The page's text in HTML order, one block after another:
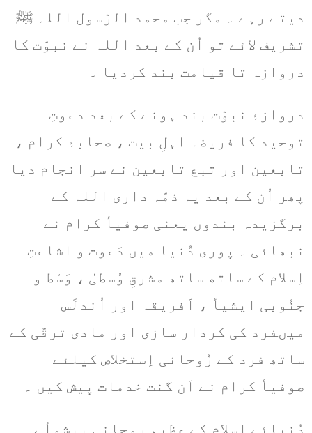
دیتے رہے ۔ مگر جب محمد الرّسول اللہ ﷺ
تشریف لائے تو اُن کے بعد اللہ نے نبوّت کا
دروازہ تا قیامت بند کردیا ۔
دروازۂ نبوّت بند ہونے کے بعد دعوتِ
توحید کا فریضہ اہلِ بیت ، صحابۂ کرام ،
تابعین اور تبع تابعین نے سر انجام دیا
پھر اُن کے بعد یہ ذمّہ داری اللہ کے
برگزیدہ بندوں یعنی صوفیأ کرام نے
نبھائی ۔ پوری دُنیا میں دَعوت و اشاعتِ
اِسلام کے ساتھ ساتھ مشرقِ وُسطیٰ ، وَسْط و
جنُوبی ایشیأ ، اَفریقہ اور اُندلَس
میںفرد کی کردار سازی اور مادی ترقّی کے
ساتھ فرد کے رُوحانی اِستخلاص کیلئے
صوفیأ کرام نے اَن گنت خدمات پیش کیں ۔
دُنیائے اِسلام کے عظیم روحانی پیشوأ ،